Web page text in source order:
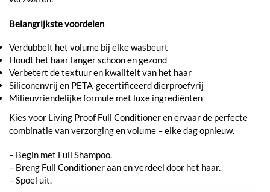
Belangrijkste voordelen
Verdubbelt het volume bij elke wasbeurt
Houdt het haar langer schoon en gezond
Verbetert de textuur en kwaliteit van het haar
Siliconenvrij en PETA-gecertificeerd dierproefvrij
Milieuvriendelijke formule met luxe ingrediënten
Kies voor Living Proof Full Conditioner en ervaar de perfecte
combinatie van verzorging en volume – elke dag opnieuw.
– Begin met Full Shampoo.
– Breng Full Conditioner aan en verdeel door het haar.
– Spoel uit.